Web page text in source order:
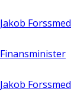
Jakob Forssmed
Finansminister
Jakob Forssmed